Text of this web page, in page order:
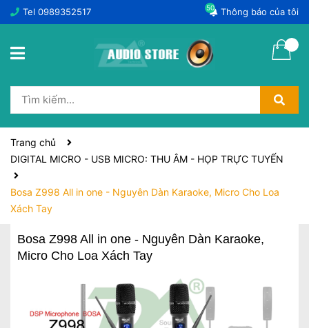
Tel 0989352517 Thông báo của tôi
50
Trang chủ
DIGITAL MICRO - USB MICRO: THU ÂM - HỌP TRỰC TUYẾN
Bosa Z998 All in one - Nguyên Dàn Karaoke, Micro Cho Loa
Xách Tay
Bosa Z998 All in one - Nguyên Dàn Karaoke,
Micro Cho Loa Xách Tay